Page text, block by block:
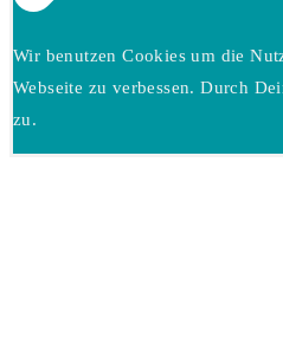
Wir benutzen Cookies um die
Webseite zu verbessen. Durch
zu.